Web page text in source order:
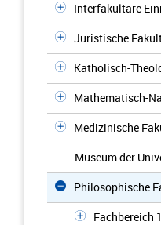
Interfakultäre
Juristische
Katholisch-
Mathematisch-
Medizinische
Museum der
Philosophische
Fachbereich